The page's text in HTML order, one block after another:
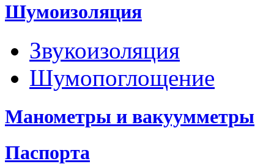
Шумоизоляция
Звукоизоляция
Шумопоглощение
Манометры и вакуумметры
Паспорта